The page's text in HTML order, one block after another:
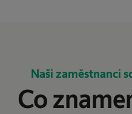
Naši zaměstnanci
Co